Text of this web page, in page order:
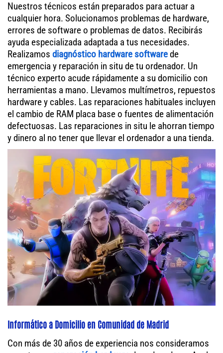
Nuestros técnicos están preparados para actuar a
cualquier hora. Solucionamos problemas de hardware,
errores de software o problemas de datos. Recibirás
ayuda especializada adaptada a tus necesidades.
Realizamos diagnóstico hardware softwarede
emergencia y reparación in situ de tu ordenador. Un
técnico experto acude rápidamente a su domicilio con
herramientas a mano. Llevamos multímetros, repuestos
hardware y cables. Las reparaciones habituales incluyen
el cambio de RAM placa base o fuentes de alimentación
defectuosas. Las reparaciones in situ le ahorran tiempo
y dinero al no tener que llevar el ordenador a una tienda.
Informático a Domicilio en Comunidad de Madrid
Con más de 30 años de experiencia nos consideramos